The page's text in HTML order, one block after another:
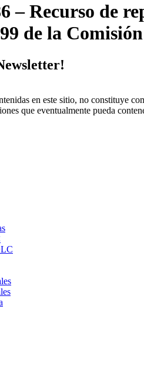
– Recurso de
de la
en este sitio, no constituye
que eventualmente pueda